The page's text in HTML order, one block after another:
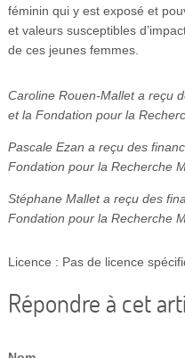
féminin qui y est exposé et
et valeurs susceptibles
de ces jeunes femmes.
Caroline Rouen-Mallet a reçu
et la Fondation pour la
Pascale Ezan a reçu des
Fondation pour la Recherche
Stéphane Mallet a reçu des
Fondation pour la Recherche
Licence : Pas de licence
Répondre à cet